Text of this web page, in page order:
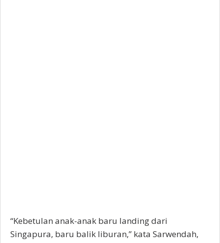
“Kebetulan anak-anak baru landing dari
Singapura, baru balik liburan,” kata Sarwendah,